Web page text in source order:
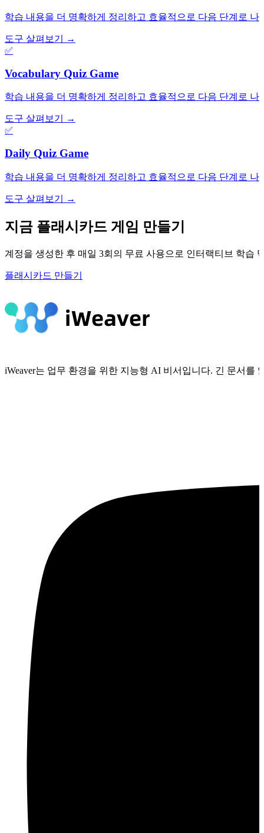
학습 내용을 더 명확하게 정리하고 효율적으로 다음 단계로 나
도구 살펴보기 →
✅
Vocabulary Quiz Game
학습 내용을 더 명확하게 정리하고 효율적으로 다음 단계로 나
도구 살펴보기 →
✅
Daily Quiz Game
학습 내용을 더 명확하게 정리하고 효율적으로 다음 단계로 나
도구 살펴보기 →
지금 플래시카드 게임 만들기
계정을 생성한 후 매일 3회의 무료 사용으로 인터랙티브 학습
플래시카드 만들기
iWeaver는 업무 환경을 위한 지능형 AI 비서입니다. 긴 문서